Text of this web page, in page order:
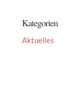
Kategorien
Aktuelles